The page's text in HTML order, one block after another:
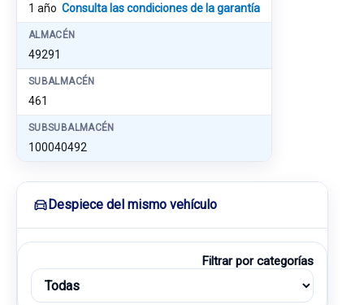
1 año Consulta las condiciones de la garantía
ALMACÉN
49291
SUBALMACÉN
461
SUBSUBALMACÉN
100040492
Despiece del mismo vehículo
Filtrar por categorías